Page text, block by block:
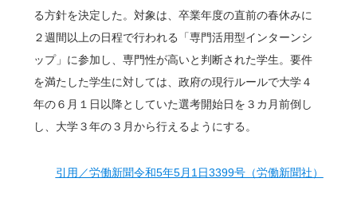
る方針を決定した。対象は、卒業年度の直前の春休みに
２週間以上の日程で行われる「専門活用型インターンシ
ップ」に参加し、専門性が高いと判断された学生。要件
を満たした学生に対しては、政府の現行ルールで大学４
年の６月１日以降としていた選考開始日を３カ月前倒し
し、大学３年の３月から行えるようにする。
引用／労働新聞令和5年5月1日3399号（労働新聞社）